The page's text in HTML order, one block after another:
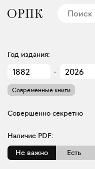
Год издания:
-
Современные книги
Совершенно секретно
Наличие PDF:
Не важно
Есть